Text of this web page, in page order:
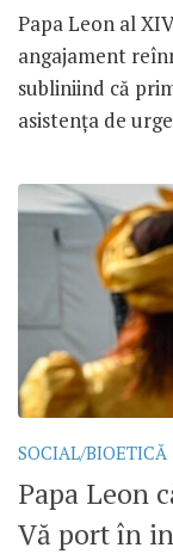
Papa Leon al
angajament
subliniind că
asistența de
SOCIAL/BIOETICĂ
Papa Leon
Vă port în